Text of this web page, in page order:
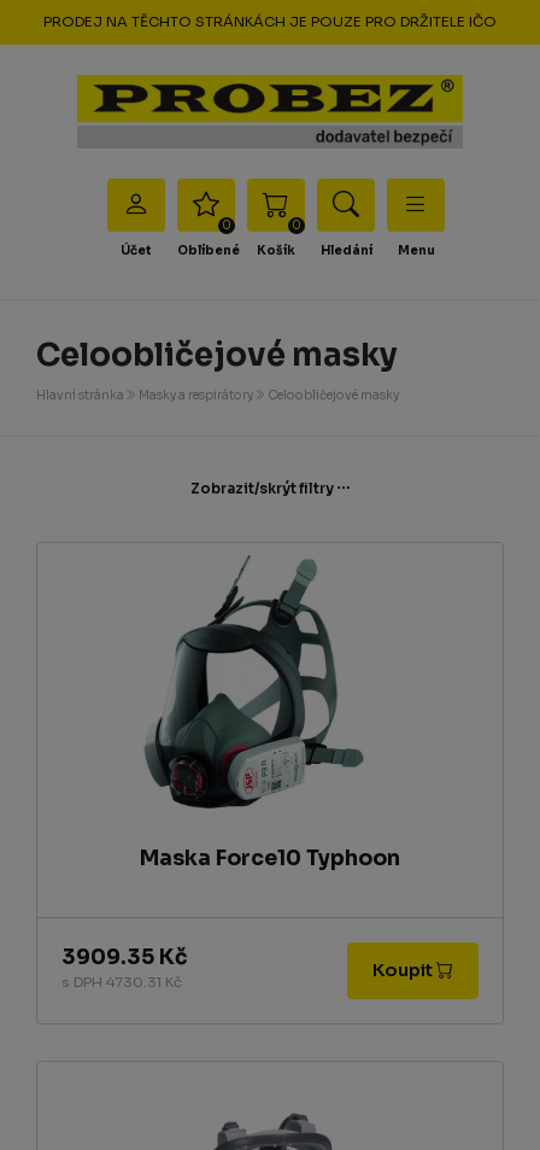
PRODEJ NA TĚCHTO STRÁNKÁCH JE POUZE PRO DRŽITELE IČO
Účet
0
Oblíbené
0
Košík
Hledání Menu
Celoobličejové masky
Hlavní stránka Masky a respirátory Celoobličejové masky
Zobrazit/skrýt filtry
Maska Force10 Typhoon
3909.35 Kč
s DPH 4730.31 Kč
Koupit